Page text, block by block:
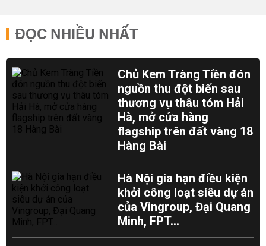
ĐỌC NHIỀU NHẤT
Chủ Kem Tràng Tiền đón
nguồn thu đột biến sau
thương vụ thâu tóm Hải
Hà, mở cửa hàng
flagship trên đất vàng 18
Hàng Bài
Hà Nội gia hạn điều kiện
khởi công loạt siêu dự án
của Vingroup, Đại Quang
Minh, FPT...